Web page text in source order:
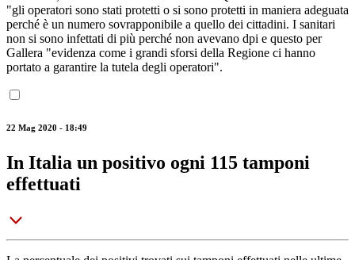
"gli operatori sono stati protetti o si sono protetti in maniera adeguata
perché è un numero sovrapponibile a quello dei cittadini. I sanitari
non si sono infettati di più perché non avevano dpi e questo per
Gallera "evidenza come i grandi sforsi della Regione ci hanno
portato a garantire la tutela degli operatori".
22 Mag 2020 - 18:49
In Italia un positivo ogni 115 tamponi
effettuati